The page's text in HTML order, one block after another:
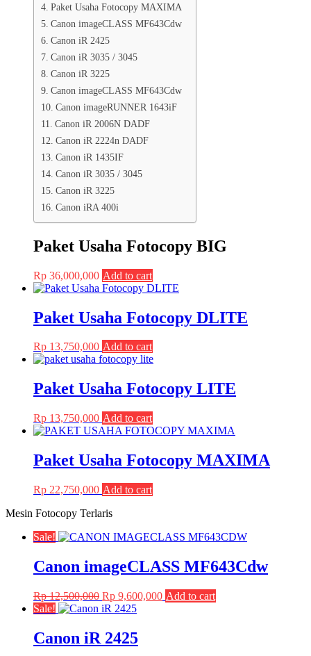
Paket Usaha Fotocopy MAXIMA
Canon imageCLASS MF643Cdw
Canon iR 2425
Canon iR 3035 / 3045
Canon iR 3225
Canon imageCLASS MF643Cdw
Canon imageRUNNER 1643iF
Canon iR 2006N DADF
Canon iR 2224n DADF
Canon iR 1435IF
Canon iR 3035 / 3045
Canon iR 3225
Canon iRA 400i
Paket Usaha Fotocopy BIG
Rp 36,000,000 Add to cart
Paket Usaha Fotocopy DLITE
Rp 13,750,000 Add to cart
Paket Usaha Fotocopy LITE
Rp 13,750,000 Add to cart
Paket Usaha Fotocopy MAXIMA
Rp 22,750,000 Add to cart
Mesin Fotocopy Terlaris
Sale!
Canon imageCLASS MF643Cdw
Rp12,500,000 Original
price
Rp 12,500,000.
Rp 9,600,000Current
Add to cart
Sale!
Canon iR 2425